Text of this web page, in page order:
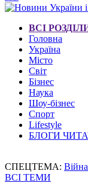
ВСІ
Головна
Україна
Місто
Світ
Бізнес
Наука
Шоу-бізнес
Спорт
Lifestyle
БЛОГИ
СПЕЦТЕМА: Війна
ВСІ ТЕМИ